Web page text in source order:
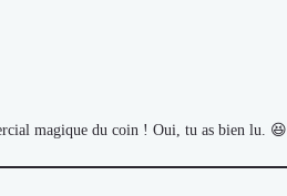
magique du coin ! Oui, tu as bien lu. 😆